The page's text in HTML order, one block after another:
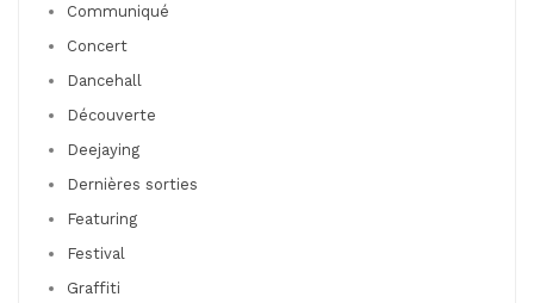
Communiqué
Concert
Dancehall
Découverte
Deejaying
Dernières sorties
Featuring
Festival
Graffiti